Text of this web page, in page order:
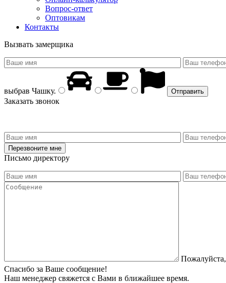
Вопрос-ответ
Оптовикам
Контакты
Вызвать замерщика
выбрав Чашку.
Заказать звонок
Письмо директору
Спасибо за Ваше сообщение!
Наш менеджер свяжется с Вами в ближайшее время.